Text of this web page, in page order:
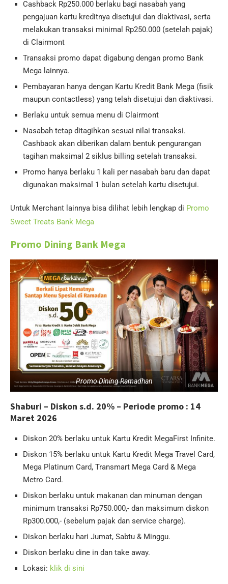
Cashback Rp250.000 berlaku bagi nasabah yang
pengajuan kartu kreditnya disetujui dan diaktivasi, serta
melakukan transaksi minimal Rp250.000 (setelah pajak)
di Clairmont
Transaksi promo dapat digabung dengan promo Bank
Mega lainnya.
Pembayaran hanya dengan Kartu Kredit Bank Mega (fisik
maupun contactless) yang telah disetujui dan diaktivasi.
Berlaku untuk semua menu di Clairmont
Nasabah tetap ditagihkan sesuai nilai transaksi.
Cashback akan diberikan dalam bentuk pengurangan
tagihan maksimal 2 siklus billing setelah transaksi.
Promo hanya berlaku 1 kali per nasabah baru dan dapat
digunakan maksimal 1 bulan setelah kartu disetujui.
Untuk Merchant lainnya bisa dilihat lebih lengkap di Promo
Sweet Treats Bank Mega
Promo Dining Bank Mega
Promo Dining Ramadhan
Shaburi – Diskon s.d. 20% – Periode promo : 14
Maret 2026
Diskon 20% berlaku untuk Kartu Kredit MegaFirst Infinite.
Diskon 15% berlaku untuk Kartu Kredit Mega Travel Card,
Mega Platinum Card, Transmart Mega Card & Mega
Metro Card.
Diskon berlaku untuk makanan dan minuman dengan
minimum transaksi Rp750.000,- dan maksimum diskon
Rp300.000,- (sebelum pajak dan service charge).
Diskon berlaku hari Jumat, Sabtu & Minggu.
Diskon berlaku dine in dan take away.
Lokasi: klik di sini